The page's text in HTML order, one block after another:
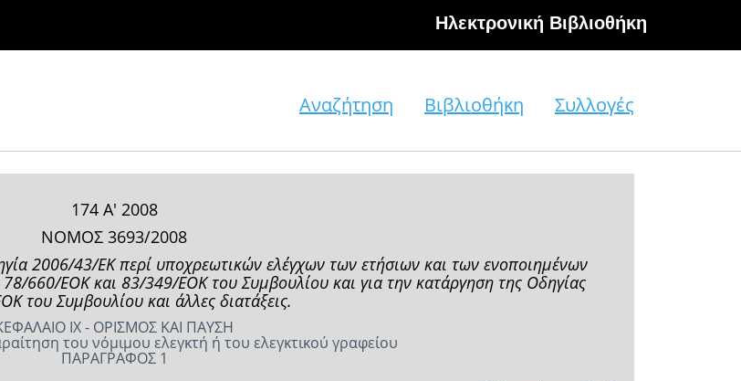
Hλεκτρονική Βιβλιοθήκη
Αναζήτηση Βιβλιοθήκη Συλλογές
174 Α' 2008
ΝΟΜΟΣ 3693/2008
2006/43/ΕΚ περί υποχρεωτικών ελέγχων των ετήσιων και των ενοποιημένων
660/ΕΟΚ και 83/349/ΕΟΚ του Συμβουλίου και για την κατάργηση της Οδηγίας
του Συμβουλίου και άλλες διατάξεις.
IX - ΟΡΙΣΜΟΣ ΚΑΙ ΠΑΥΣΗ
του νόμιμου ελεγκτή ή του ελεγκτικού γραφείου
ΠΑΡΑΓΡΑΦΟΣ 1